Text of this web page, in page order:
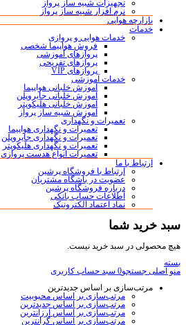
تجهیزات شبیه ساز پرواز
نرم افزار شبیه ساز پرواز
بازارچه هوایی
خدمات
خدمات هوایی و پروازی
فروش هواپیما شخصی
پروازهای آموزشی
پروازهای تفریحی
پروازهای VIP
خدمات آموزشی
آموزش خلبانی هواپیما
آموزش خلبانی جایروپلن
آموزش خلبانی هلیکوپتر
آموزش شبیه ساز پرواز
تعمیرات و نگهداری
تعمیرات و نگهداری هواپیما
تعمیرات و نگهداری جایروپلن
تعمیرات و نگهداری هلیکوپتر
تعمیرات انواع هدست پروازی
ارتباط با ما
ارتباط با فروشگاه پرشین
عضویت در باشگاه مشتریان
درباره فروشگاه پرشین
اطلاعات حساب بانکی
نماد اعتماد الکترونیک
سبد خرید شما
هیچ محصولی در سبد خرید نیست.
بسته
منو اصلی جستجو0 سبد حساب کاربری
مرتب‌سازی بر اساس جدیدترین
مرتب‌سازی بر اساس محبوبیت
مرتب‌سازی بر اساس جدیدترین
مرتب‌سازی بر اساس ارزانترین
مرتب‌سازی بر اساس گرانترین